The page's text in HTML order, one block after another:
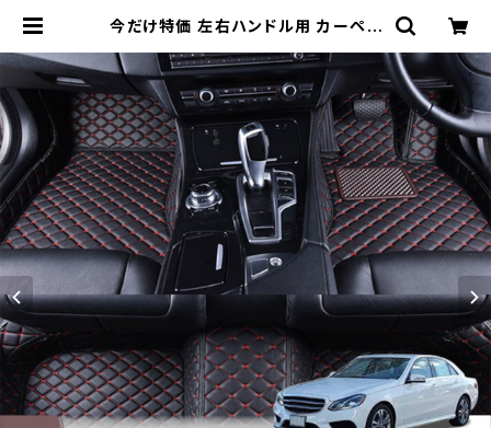
今だけ特価 左右ハンドル用 カーペッ
17 2016 カーフロアマットオートイン
テリアカバーアクセサリーカスタムフ
ットパッドラグ | 車＆バイクのアクセ
サリーやパーツの事なら3万点以上揃
う「成幸商店」